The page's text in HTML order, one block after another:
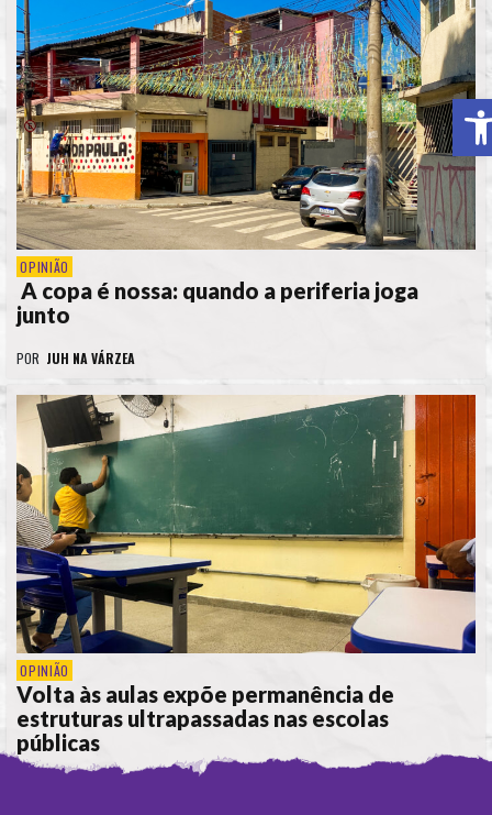
OPINIÃO
A copa é nossa: quando a periferia joga
junto
POR JUH NA VÁRZEA
OPINIÃO
Volta às aulas expõe permanência de
estruturas ultrapassadas nas escolas
públicas